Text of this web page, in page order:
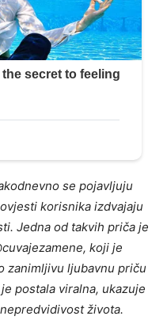
se pojavljuju
korisnika izdvajaju
Jedna od takvih priča je
koji je
zanimljivu ljubavnu priču
postala viralna, ukazuje
života.